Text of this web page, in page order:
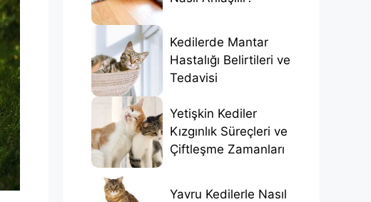
Kedilerde Mantar
Hastalığı Belirtileri ve
Tedavisi
Yetişkin Kediler
Kızgınlık Süreçleri ve
Çiftleşme Zamanları
Yavru Kedilerle Nasıl